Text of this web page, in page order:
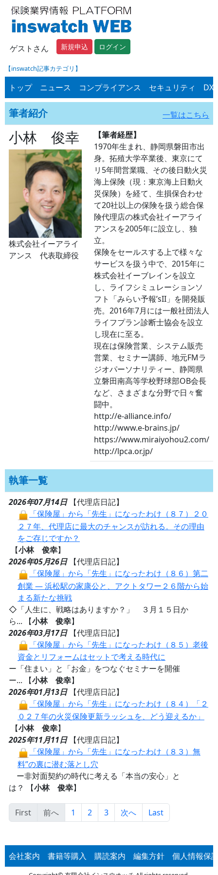
ゲストさん 新規申込 ログイン
【inswatch記事カテゴリ】
トップ ニュース コンプライアンス セキュリティ DX
筆者紹介 一覧はこちら
小林 俊幸
株式会社イーアライ
アンス 代表取締役
【筆者経歴】
1970年生まれ、静岡県磐田市出
身。拓殖大学卒業後、東京にて
リ5年間営業職、その後日動火災
海上保険（現：東京海上日動火
災保険）を経て、生損保合わせ
て20社以上の保険を扱う総合保
険代理店の株式会社イーアライ
アンスを2005年に設立し、独
立。
保険をセールスする上で様々な
サービスを扱う中で、2015年に
株式会社イーブレインを設立
し、ライフシミュレーションソ
フト「みらい予報’sII」を開発販
売。2016年7月には一般社団法人
ライフプラン診断士協会を設立
し現在に至る。
現在は保険営業、システム販売
営業、セミナー講師、地元FMラ
ジオパーソナリティー、静岡県
立磐田南高等学校野球部OB会長
など、さまざまな分野で日々奮
闘中。
http://e-alliance.info/
http://www.e-brains.jp/
https://www.miraiyohou2.com/
http://lpca.or.jp/
執筆一覧
2026年07月14日
【代理店日記】
「保険屋」から「先生」になったわけ（８７）２０
２７年、代理店に最大のチャンスが訪れる。その理由
をご存じですか？
【小林 俊幸】
2026年05月26日
【代理店日記】
「保険屋」から「先生」になったわけ（８６）第二
創業 ― 浜松駅の家康公と、アクトタワー２６階から始
まる新たな挑戦
◇「人生に、戦略はありますか？」 ３月１５日か
ら... 【小林 俊幸】
2026年03月17日
【代理店日記】
「保険屋」から「先生」になったわけ（８５）老後
資金とリフォームはセットで考える時代に
ー「住まい」と「お金」をつなぐセミナーを開催
ー... 【小林 俊幸】
2026年01月13日
【代理店日記】
「保険屋」から「先生」になったわけ（８４）「２
０２７年の火災保険更新ラッシュを、どう迎えるか」
【小林 俊幸】
2025年11月11日
【代理店日記】
「保険屋」から「先生」になったわけ（８３）無
料”の裏に潜む落とし穴
ー非対面契約の時代に考える「本当の安心」と
は？ 【小林 俊幸】
First 前へ 1 2 3 次へ Last
会社案内 書籍等購入 購読案内 編集方針 個人情報保